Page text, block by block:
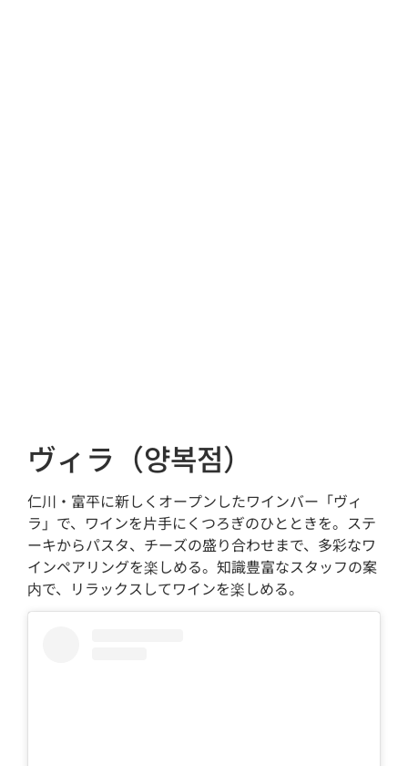
ヴィラ（양복점）
仁川・富平に新しくオープンしたワインバー「ヴィ
ラ」で、ワインを片手にくつろぎのひとときを。ステ
ーキからパスタ、チーズの盛り合わせまで、多彩なワ
インペアリングを楽しめる。知識豊富なスタッフの案
内で、リラックスしてワインを楽しめる。